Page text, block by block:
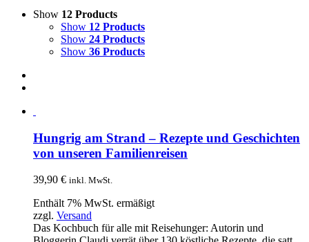
Show 12 Products
Show 12 Products
Show 24 Products
Show 36 Products
Hungrig am Strand – Rezepte und Geschichten
von unseren Familienreisen
39,90 € inkl. MwSt.
Enthält 7% MwSt. ermäßigt
zzgl. Versand
Das Kochbuch für alle mit Reisehunger: Autorin und